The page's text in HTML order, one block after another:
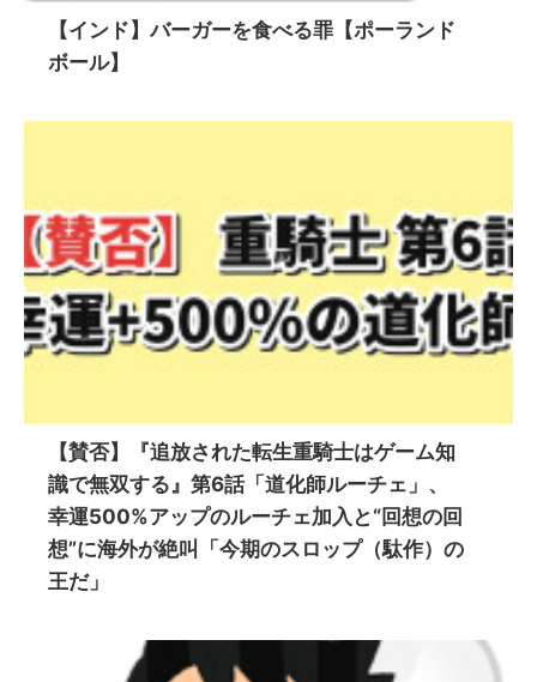
【インド】バーガーを食べる罪【ポーランド
ボール】
【賛否】『追放された転生重騎士はゲーム知
識で無双する』第6話「道化師ルーチェ」、
幸運500%アップのルーチェ加入と“回想の回
想”に海外が絶叫「今期のスロップ（駄作）の
王だ」